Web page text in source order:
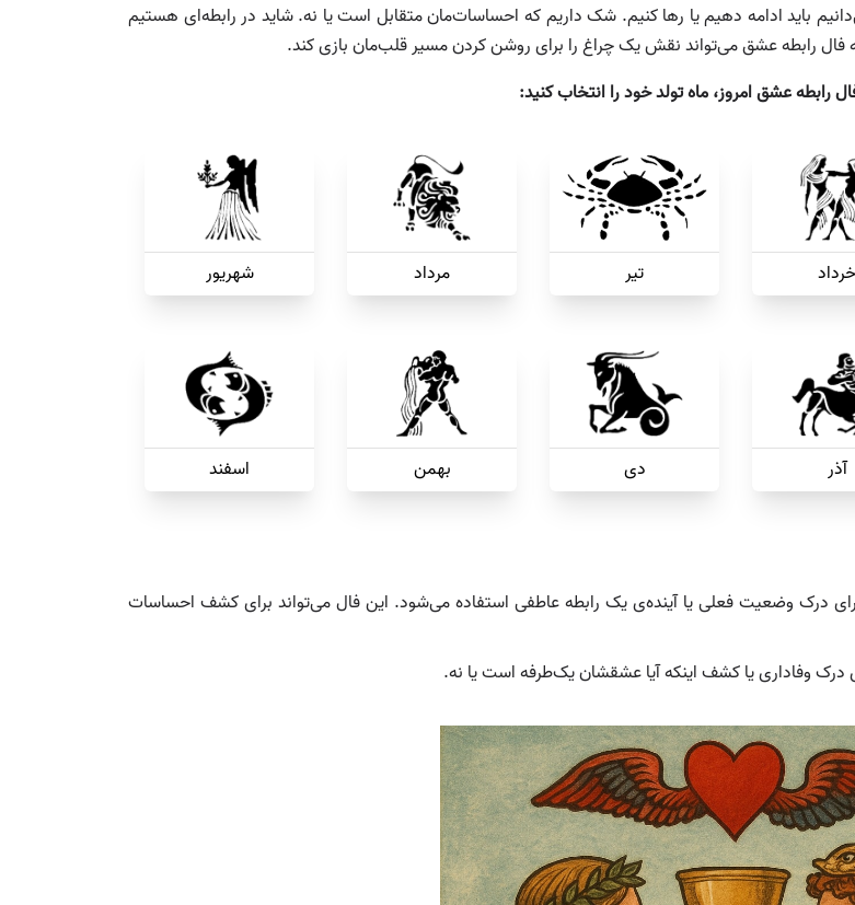
باید ادامه دهیم یا رها کنیم. شک داریم که احساسات‌مان متقابل است یا نه. شاید در رابطه‌ای هستیم
رابطه عشق می‌تواند نقش یک چراغ را برای روشن کردن مسیر قلب‌مان بازی کند.
رابطه عشق امروز، ماه تولد خود را انتخاب کنید:
خرداد تیر مرداد شهریور
آذر دی بهمن اسفند
درک وضعیت فعلی یا آینده‌ی یک رابطه عاطفی استفاده می‌شود. این فال می‌تواند برای کشف احساسات
درک وفاداری یا کشف اینکه آیا عشقشان یک‌طرفه است یا نه.